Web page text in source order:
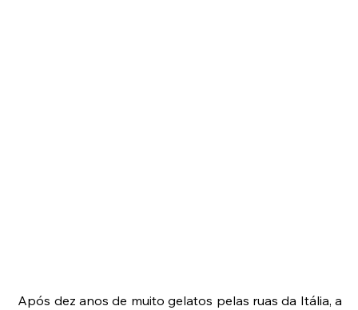
Após dez anos de muito gelatos pelas ruas da Itália, a